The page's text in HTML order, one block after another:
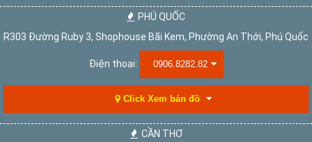
PHÚ QUỐC
R303 Đường Ruby 3, Shophouse Bãi Kem, Phường An Thới, Phú Quốc
Điện thoại: 0906.8282.82
Click Xem bản đồ
CẦN THƠ